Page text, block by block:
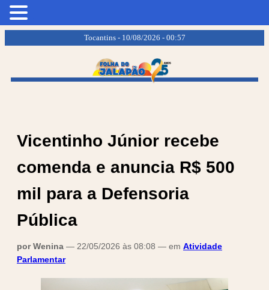
Tocantins - 10/08/2026 - 00:57
Vicentinho Júnior recebe
comenda e anuncia R$ 500
mil para a Defensoria
Pública
por Wenina — 22/05/2026 às 08:08 — em Atividade
Parlamentar